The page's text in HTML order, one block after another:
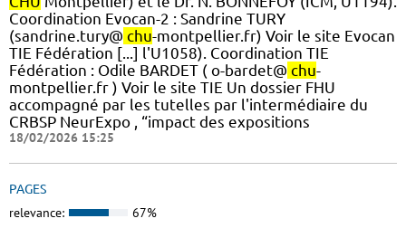
Coordination Evocan-2 : Sandrine TURY
(sandrine.tury@ chu-montpellier.fr) Voir le site Evocan
TIE Fédération [...] l'U1058). ​Coordination TIE
Fédération : Odile BARDET ( o-bardet@ chu-
montpellier.fr ) Voir le site TIE Un dossier FHU
accompagné par les tutelles par l'intermédiaire du
CRBSP NeurExpo , “impact des expositions
18/02/2026 15:25
PAGES
relevance: 67%